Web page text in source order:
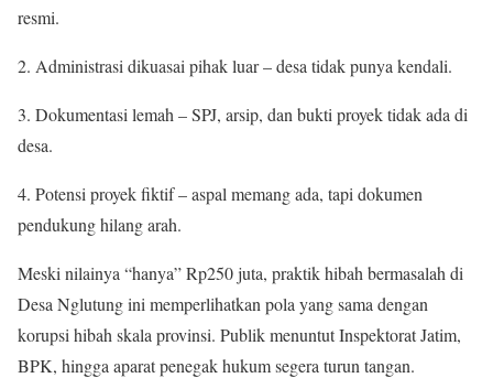
resmi.
2. Administrasi dikuasai pihak luar – desa tidak punya kendali.
3. Dokumentasi lemah – SPJ, arsip, dan bukti proyek tidak ada di
desa.
4. Potensi proyek fiktif – aspal memang ada, tapi dokumen
pendukung hilang arah.
Meski nilainya “hanya” Rp250 juta, praktik hibah bermasalah di
Desa Nglutung ini memperlihatkan pola yang sama dengan
korupsi hibah skala provinsi. Publik menuntut Inspektorat Jatim,
BPK, hingga aparat penegak hukum segera turun tangan.